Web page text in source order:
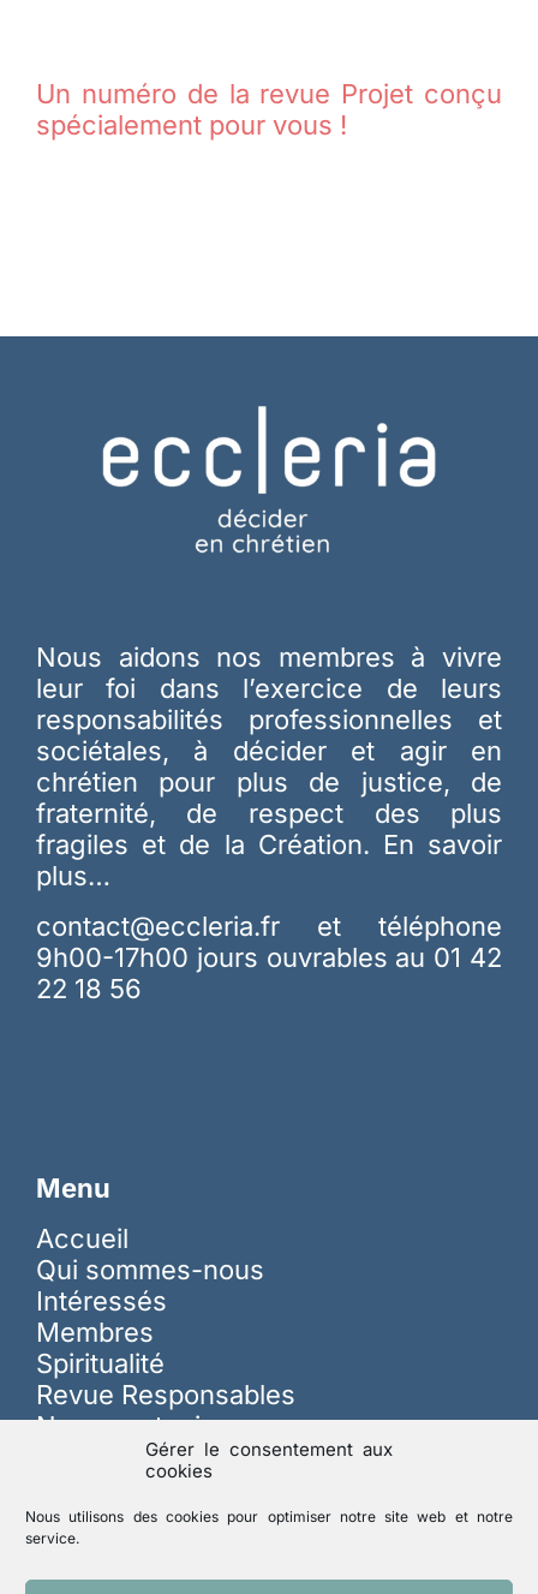
Gérer le consentement aux
cookies
Nous utilisons des cookies pour optimiser notre site web et notre
service.
Un numéro de la revue Projet conçu
spécialement pour vous !
Nous aidons nos membres à vivre
leur foi dans l’exercice de leurs
responsabilités professionnelles et
sociétales, à décider et agir en
chrétien pour plus de justice, de
fraternité, de respect des plus
fragiles et de la Création. En savoir
plus…
contact@eccleria.fr et téléphone
9h00-17h00 jours ouvrables au 01 42
22 18 56
Menu
Accueil
Qui sommes-nous
Intéressés
Membres
Spiritualité
Revue Responsables
Nous soutenir